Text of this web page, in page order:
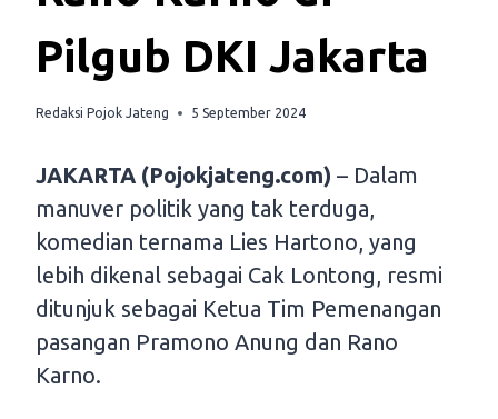
Pilgub DKI Jakarta
Redaksi Pojok Jateng 5 September 2024
JAKARTA (Pojokjateng.com) – Dalam
manuver politik yang tak terduga,
komedian ternama Lies Hartono, yang
lebih dikenal sebagai Cak Lontong, resmi
ditunjuk sebagai Ketua Tim Pemenangan
pasangan Pramono Anung dan Rano
Karno.